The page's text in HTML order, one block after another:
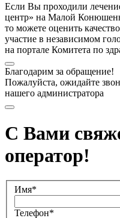
Если Вы проходили
центр» на Малой
то можете оценить
участие в независимом
на портале Комитета по
Благодарим за обращение!
Пожалуйста, ожидайте
нашего администратора
С Вами
оператор!
Имя*
Телефон*